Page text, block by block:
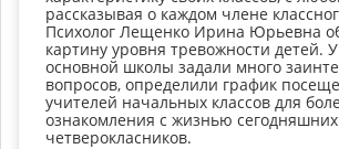
рассказывая о каждом члене
Психолог Лещенко Ирина Юрьевна
картину уровня тревожности детей.
основной школы задали много
вопросов, определили график
учителей начальных классов для
ознакомления с жизнью сегодняшних
четверокласников.